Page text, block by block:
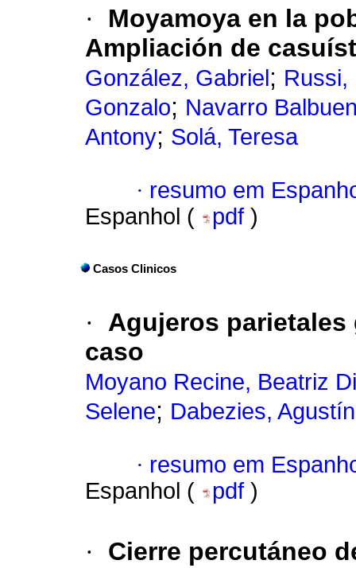
·
Moyamoya en la
Ampliación de
González, Gabriel ; Russi,
Gonzalo; Navarro
Antony; Solá, Teresa
· resumo em
Espanhol (
pdf )
Casos Clinicos
·
Agujeros
caso
Moyano Recine, Beatriz
Selene; Dabezies, Agustín
· resumo em
Espanhol (
pdf )
·
Cierre percutáneo